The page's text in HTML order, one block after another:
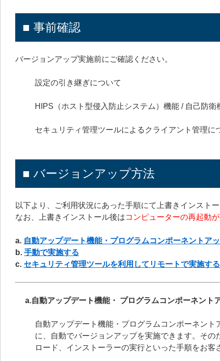
■ 事前確認
バージョンアップ実施前にご確認ください。
設定の引き継ぎについて
HIPS（ホスト型侵入防止システム）機能 / 自己防衛
セキュリティ管理ツールによるクライアント管理に
■ バージョンアップ方法
以下より、ご利用状況にあった手順にて上書きインスト
なお、上書きインストール後はコンピューターの再起動
a. 自動アップデート機能・プログラムコンポーネントア
b. 手動で実施する
c. セキュリティ管理ツールを利用してリモートで実施する
a.自動アップデート機能・ プログラムコンポーネント
自動アップデート機能・プログラムコンポーネン
に、自動でバージョンアップを実施できます。そ
ロード、インストーラーの実行といった手順をお